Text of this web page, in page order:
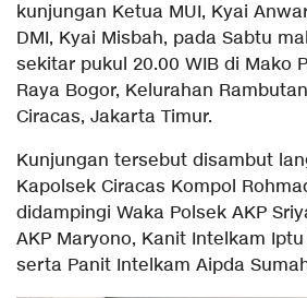
kunjungan Ketua MUI, Kyai
DMI, Kyai Misbah, pada Sabtu
sekitar pukul 20.00 WIB di Mako
Raya Bogor, Kelurahan
Ciracas, Jakarta Timur.
Kunjungan tersebut disambut
Kapolsek Ciracas Kompol
didampingi Waka Polsek AKP
AKP Maryono, Kanit Intelkam Iptu
serta Panit Intelkam Aipda